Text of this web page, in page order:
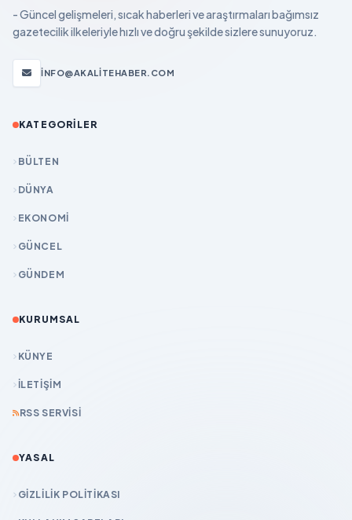
- Güncel gelişmeleri, sıcak haberleri ve araştırmaları bağımsız
gazetecilik ilkeleriyle hızlı ve doğru şekilde sizlere sunuyoruz.
INFO@AKALITEHABER.COM
KATEGORILER
BÜLTEN
DÜNYA
EKONOMİ
GÜNCEL
GÜNDEM
KURUMSAL
KÜNYE
İLETIŞIM
RSS SERVISI
YASAL
GIZLILIK POLITIKASI